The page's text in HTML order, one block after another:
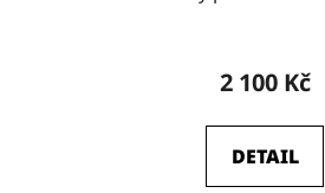
2 100 Kč
DETAIL